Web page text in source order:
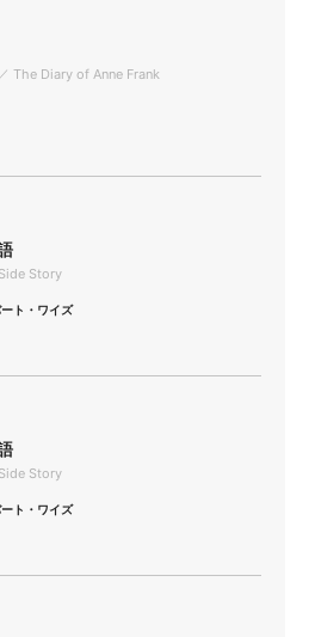
The Diary of Anne Frank
Story
ト・ワイズ
Story
ト・ワイズ